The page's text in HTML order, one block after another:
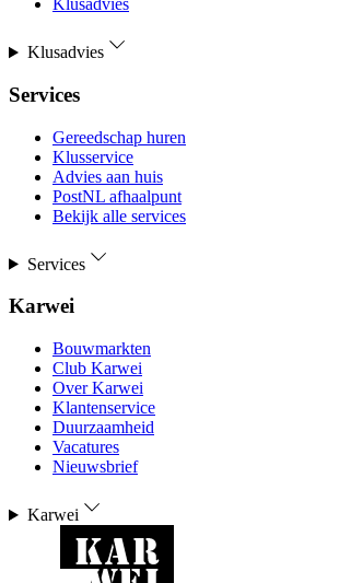
Klusadvies
Klusadvies
Services
Gereedschap huren
Klusservice
Advies aan huis
PostNL afhaalpunt
Bekijk alle services
Services
Karwei
Bouwmarkten
Club Karwei
Over Karwei
Klantenservice
Duurzaamheid
Vacatures
Nieuwsbrief
Karwei